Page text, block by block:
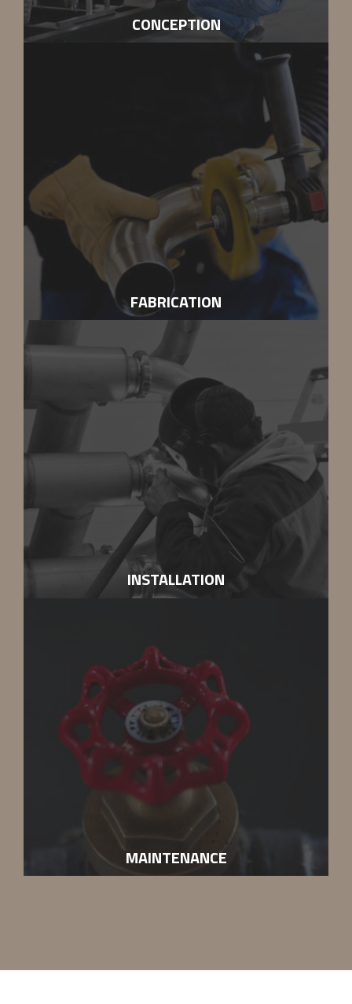
CONCEPTION
Sur chaque projet, le chargé d’affaire vous accompagne et
assure la chronologie de chacune des phases, vous
apporte son conseil et recherche la solution la plus
FABRICATION
Modélisation 3D etfabrication 100% Process
par des équipes formées aux codes de
réglementation de votre secteur. Suivi par le client des
étapes de fabrication en continu.
INSTALLATION
solutions de traitement thermique des liquides. Nous
pouvons ainsi
nous engager totalement sur la
maîtrise de l'ensemble.
MAINTENANCE